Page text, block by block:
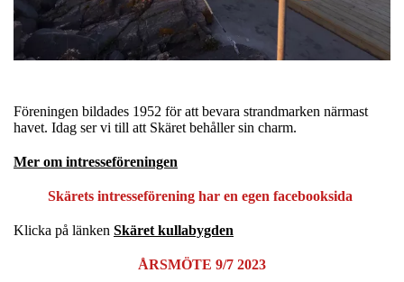
Föreningen bildades 1952 för att bevara strandmarken närmast
havet. Idag ser vi till att Skäret behåller sin charm.
Mer om intresseföreningen
Skärets intresseförening har en egen facebooksida
Klicka på länken Skäret kullabygden
ÅRSMÖTE 9/7 2023